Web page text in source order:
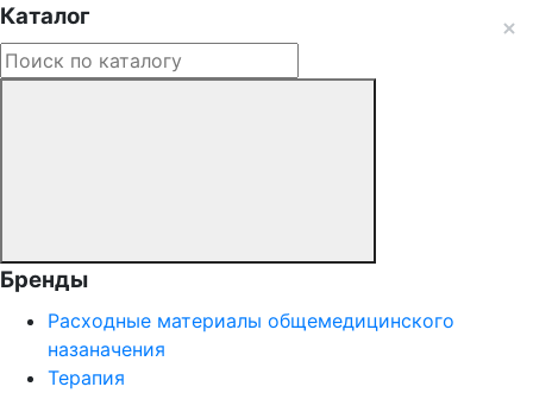
Каталог
Бренды
Расходные материалы общемедицинского
назаначения
Терапия